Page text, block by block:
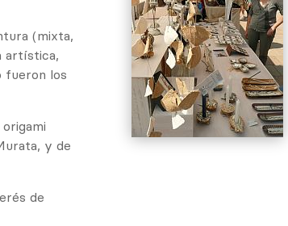
(mixta,
artística,
fueron los
y de
de